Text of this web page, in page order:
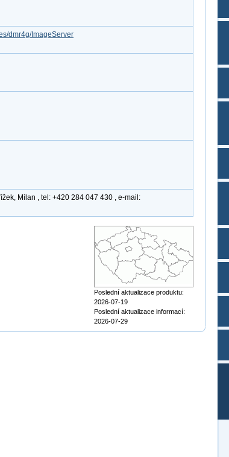
dmr4g/ImageServer
Milan , tel: +420 284 047 430 , e-mail:
Poslední aktualizace produktu:
2026-07-19
Poslední aktualizace informací:
2026-07-29